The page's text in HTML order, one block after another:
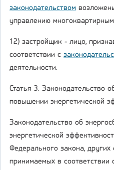
законодательством
управлению
12) застройщик - лицо,
соответствии с
деятельности.
Статья 3. Законодательство
повышении энергетической
Законодательство об
энергетической
Федерального закона,
принимаемых в